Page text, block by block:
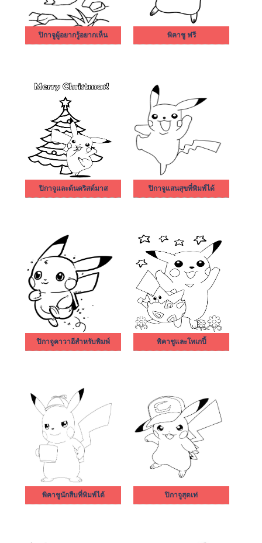
ปิกาจูผู้อยากรู้อยากเห็น พิคาชู ฟรี
ปิกาจูและต้นคริสต์มาส ปิกาจูแสนสุขที่พิมพ์ได้
ปิกาจูคาวาอีสำหรับพิมพ์ พิคาชูและโทเกปี้
พิคาชูนักสืบที่พิมพ์ได้ ปิกาจูสุดเท่